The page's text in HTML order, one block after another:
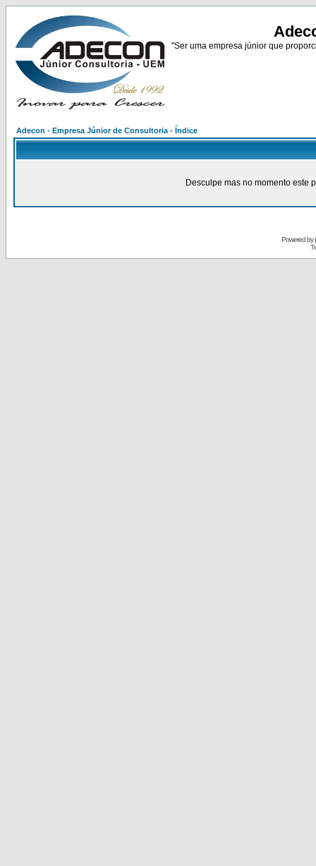
"Ser uma empresa júnior que
Adecon - Empresa Júnior de Consultoria - Índice
Desculpe mas no momento este
Powered by